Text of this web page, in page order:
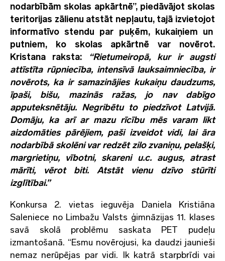
nodarbībām skolas apkārtnē”, piedāvājot skolas
teritorijas zālienu atstāt nepļautu, tajā izvietojot
informatīvo stendu par puķēm, kukaiņiem un
putniem, ko skolas apkārtnē var novērot.
Kristana raksta: “Rietumeiropā, kur ir augsti
attīstīta rūpniecība, intensīvā lauksaimniecība, ir
novērots, ka ir samazinājies kukaiņu daudzums,
īpaši, bišu, mazinās ražas, jo nav dabīgo
apputeksnētāju. Negribētu to piedzīvot Latvijā.
Domāju, ka arī ar mazu rīcību mēs varam likt
aizdomāties pārējiem, paši izveidot vidi, lai āra
nodarbībā skolēni var redzēt zilo zvaniņu, pelašķi,
margrietiņu, vībotni, skareni u.c. augus, atrast
mārīti, vērot biti. Atstāt vienu dzīvo stūrīti
izglītībai.”
Konkursa 2. vietas ieguvēja Daniela Kristiāna
Saleniece no Limbažu Valsts ģimnāzijas 11. klases
savā skolā problēmu saskata PET pudeļu
izmantošanā. “Esmu novērojusi, ka daudzi jaunieši
nemaz nerūpējas par vidi. Ik katrā starpbrīdi vai